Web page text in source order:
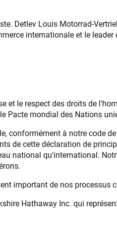
Detlev Louis Motorrad-
internationale et le
et le respect des droits de
Pacte mondial des Nations
conformément à notre code
de cette déclaration de
national qu'international.
important de nos processus
Hathaway Inc. qui